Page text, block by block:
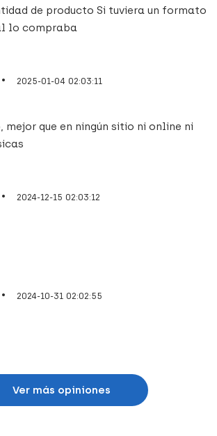
de producto Si tuviera un formato
lo compraba
• 2025-01-04 02:03:11
mejor que en ningún sitio ni online ni
• 2024-12-15 02:03:12
• 2024-10-31 02:02:55
Ver más opiniones